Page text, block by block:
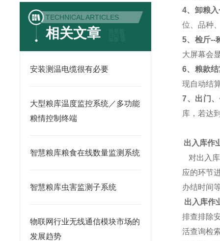
TECHNICAL ARTICLES
相关文章
安装测温电缆很有必要
大型粮库温度监控系统／多功能
粮情控制终端
智慧粮库粮食在线数量监测系统
智慧粮库虫害监测子系统
物联网行业无线通信模块市场的
发展趋势
4、卸粮
位、品种
5、检斤--
大屏幕会
6、粮款
现自动结
7、出门
库，若达
出入库作
对出入
应的环节
办结时间
出入库作
排查排除
活查询检